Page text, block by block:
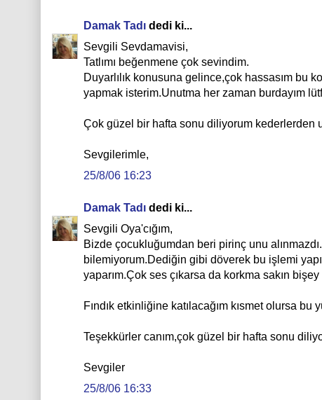
Damak Tadı dedi ki...
Sevgili Sevdamavisi,
Tatlımı beğenmene çok sevindim.
Duyarlılık konusuna gelince,çok hassasım bu
yapmak isterim.Unutma her zaman burdayım
Çok güzel bir hafta sonu diliyorum kederlerden
Sevgilerimle,
25/8/06 16:23
Damak Tadı dedi ki...
Sevgili Oya'cığım,
Bizde çocukluğumdan beri pirinç unu
bilemiyorum.Dediğin gibi döverek bu işlemi
yaparım.Çok ses çıkarsa da korkma sakın
Fındık etkinliğine katılacağım kısmet olursa bu
Teşekkürler canım,çok güzel bir hafta sonu
Sevgiler
25/8/06 16:33